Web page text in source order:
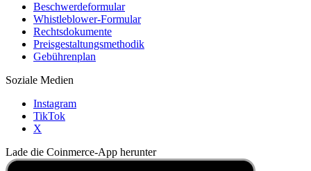
Beschwerdeformular
Whistleblower-Formular
Rechtsdokumente
Preisgestaltungsmethodik
Gebührenplan
Soziale Medien
Instagram
TikTok
X
Lade die Coinmerce-App herunter